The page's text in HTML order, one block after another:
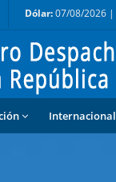
Dólar:07/08/2026 |
Internacional